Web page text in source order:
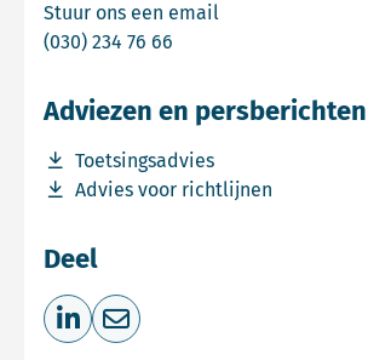
Stuur ons een email
(030) 234 76 66
Adviezen en persberichten
Toetsingsadvies
Download bestand Toetsingsadvies
Advies voor richtlijnen
Download bestand Advies voor
Deel
Deel op LinkedIn
Deel via e-mail